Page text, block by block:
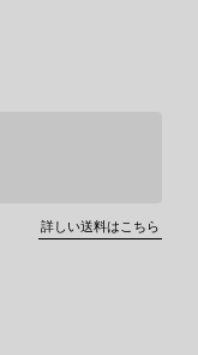
詳しい送料はこちら